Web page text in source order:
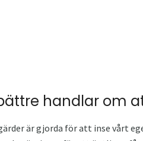
handlar om
är gjorda för att inse vårt